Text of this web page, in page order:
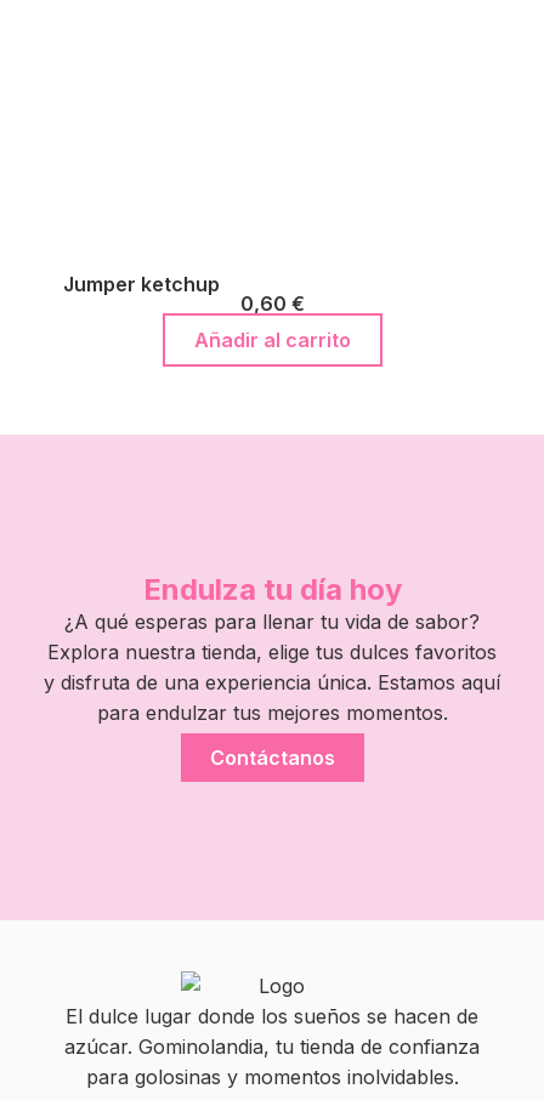
Jumper ketchup
0,60 €
Añadir al carrito
Endulza tu día hoy
¿A qué esperas para llenar tu vida de sabor?
Explora nuestra tienda, elige tus dulces favoritos
y disfruta de una experiencia única. Estamos aquí
para endulzar tus mejores momentos.
Contáctanos
El dulce lugar donde los sueños se hacen de
azúcar. Gominolandia, tu tienda de confianza
para golosinas y momentos inolvidables.